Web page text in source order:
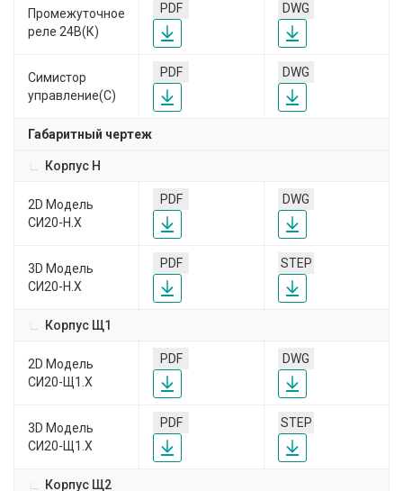
Промежуточное
реле 24В(К)
PDF DWG
Симистор
управление(С)
PDF DWG
Габаритный чертеж
Корпус Н
2D Модель
СИ20-Н.Х
PDF DWG
3D Модель
СИ20-Н.Х
PDF STEP
Корпус Щ1
2D Модель
СИ20-Щ1.Х
PDF DWG
3D Модель
СИ20-Щ1.Х
PDF STEP
Корпус Щ2